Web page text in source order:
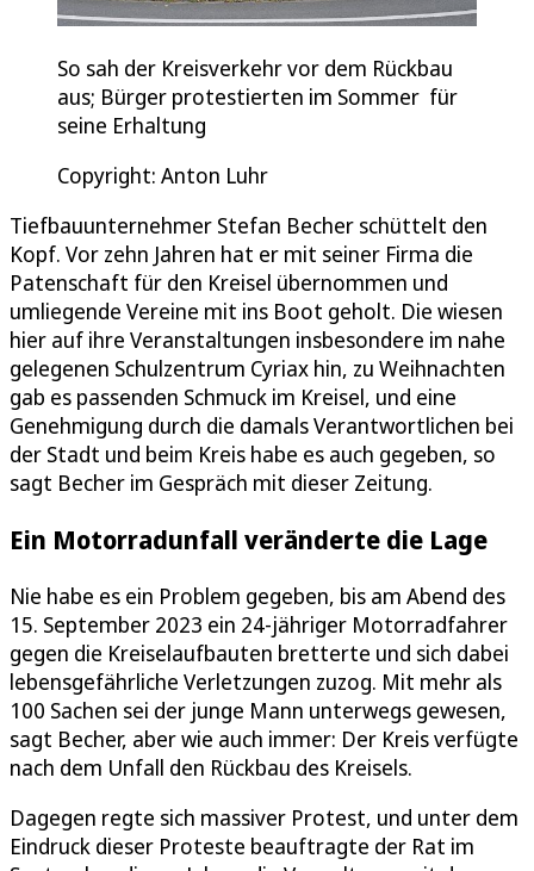
So sah der Kreisverkehr vor dem Rückbau
aus; Bürger protestierten im Sommer für
seine Erhaltung
Copyright: Anton Luhr
Tiefbauunternehmer Stefan Becher schüttelt den
Kopf. Vor zehn Jahren hat er mit seiner Firma die
Patenschaft für den Kreisel übernommen und
umliegende Vereine mit ins Boot geholt. Die wiesen
hier auf ihre Veranstaltungen insbesondere im nahe
gelegenen Schulzentrum Cyriax hin, zu Weihnachten
gab es passenden Schmuck im Kreisel, und eine
Genehmigung durch die damals Verantwortlichen bei
der Stadt und beim Kreis habe es auch gegeben, so
sagt Becher im Gespräch mit dieser Zeitung.
Ein Motorradunfall veränderte die Lage
Nie habe es ein Problem gegeben, bis am Abend des
15. September 2023 ein 24-jähriger Motorradfahrer
gegen die Kreiselaufbauten bretterte und sich dabei
lebensgefährliche Verletzungen zuzog. Mit mehr als
100 Sachen sei der junge Mann unterwegs gewesen,
sagt Becher, aber wie auch immer: Der Kreis verfügte
nach dem Unfall den Rückbau des Kreisels.
Dagegen regte sich massiver Protest, und unter dem
Eindruck dieser Proteste beauftragte der Rat im